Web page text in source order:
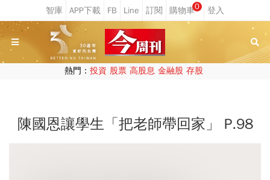
0
熱門： 投資 股票 高股息 金融股 存股
陳國恩讓學生「把老師帶回家」 P.98